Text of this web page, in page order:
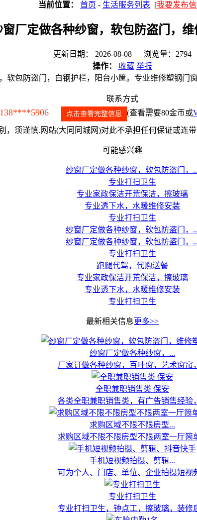
当前位置： 首页 - 生活服务列表 [我要发布
窗厂定做各种纱窗，软包防盗门，
更新日期： 2026-08-08 浏览量：2794
操作：
收藏 举报
软包防盗门，白钢护栏，阳台小筐。专业维修塑钢门
联系方式
138****5906 点击查看完整信息 (查看需要80金币或
，须谨慎.网站(大同同城网)对此不承担任何保证或连
可能感兴趣
纱窗厂定做各种纱窗，软包防盗门，
专业打扫卫生
专业家政保洁开荒保洁，擦玻璃
专业透下水，水暖维修安装
专业打扫卫生
纱窗厂定做各种纱窗，软包防盗门，
纱窗厂定做各种纱窗，软包防盗门，
专业打扫卫生
跑腿代驾，代购送餐
专业家政保洁开荒保洁，擦玻璃
专业透下水，水暖维修安装
专业打扫卫生
最新相关信息更多>>
纱窗厂定做各种纱窗，...
厂家订做各种纱窗，百叶窗，艺术窗帘
全职兼职销售类 保安
各类全职兼职销售类，有广告销售经验
求购区域不限不限房型...
求购区域不限不限房型不限两室一厅简
手机短视频拍摄、剪辑...
可为个人、门店、单位、企业拍摄短视
专业打扫卫生
专业打扫卫生，钟点工，擦玻璃，装修